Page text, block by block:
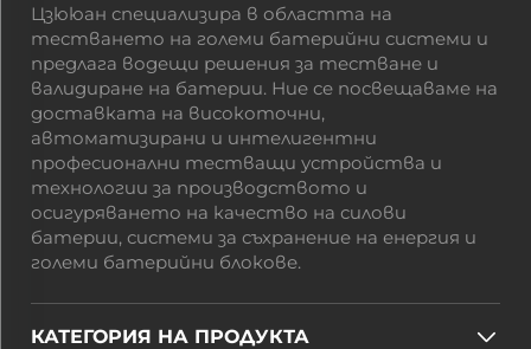
Цзююан специализира в областта на
тестването на големи батерийни системи и
предлага водещи решения за тестване и
валидиране на батерии. Ние се посвещаваме на
доставката на високоточни,
автоматизирани и интелигентни
професионални тестващи устройства и
технологии за производството и
осигуряването на качество на силови
батерии, системи за съхранение на енергия и
големи батерийни блокове.
КАТЕГОРИЯ НА ПРОДУКТА